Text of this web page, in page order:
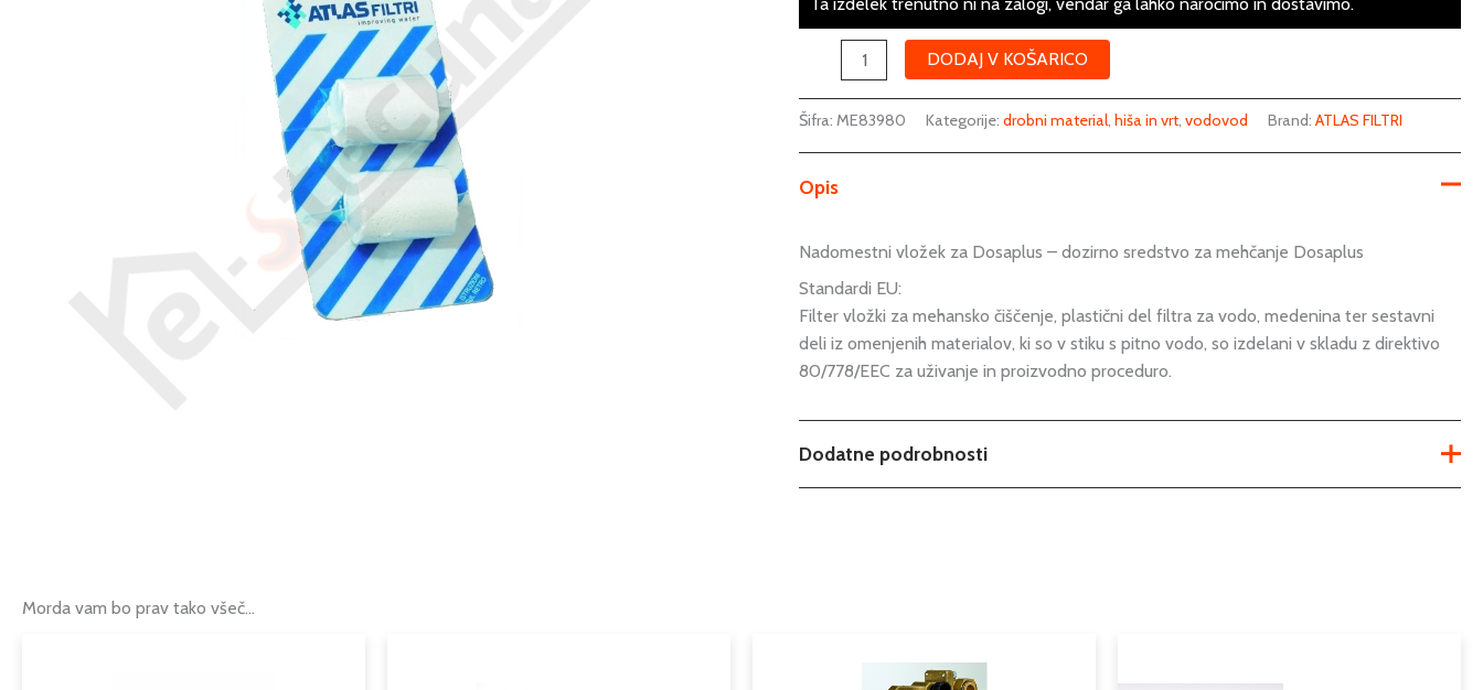
količina
DODAJ V KOŠARICO
Šifra:ME83980 Kategorije:drobni material,hiša in vrt,vodovod Brand:ATLAS FILTRI
Opis
Nadomestni vložek za Dosaplus – dozirno sredstvo za mehčanje Dosaplus
Standardi EU:
Filter vložki za mehansko čiščenje, plastični del filtra za vodo, medenina ter sestavni
deli iz omenjenih materialov, ki so v stiku s pitno vodo, so izdelani v skladu z direktivo
80/778/EEC za uživanje in proizvodno proceduro.
Dodatne podrobnosti
Podkategorija3
Morda vam bo prav tako všeč…